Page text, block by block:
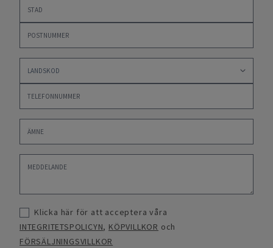
Klicka här för att acceptera våra
INTEGRITETSPOLICYN, KÖPVILLKOR och
FÖRSÄLJNINGSVILLKOR